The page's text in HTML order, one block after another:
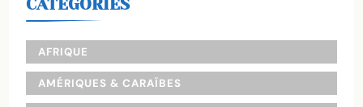
CATEGORIES
AFRIQUE
AMÉRIQUES & CARAÏBES